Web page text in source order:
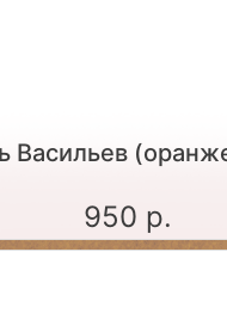
Васильев
950 р.